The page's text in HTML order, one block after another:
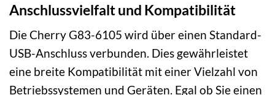
Anschlussvielfalt und Kompatibilität
Die Cherry G83-6105 wird über einen Standard-
USB-Anschluss verbunden. Dies gewährleistet
eine breite Kompatibilität mit einer Vielzahl von
Betriebssystemen und Geräten. Egal ob Sie einen